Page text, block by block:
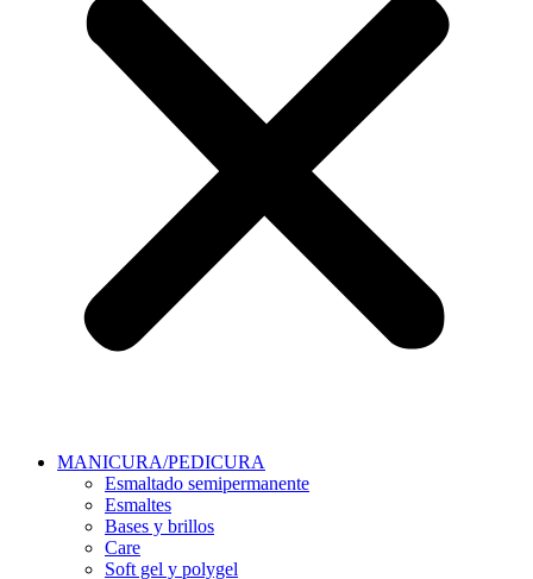
MANICURA/PEDICURA
Esmaltado semipermanente
Esmaltes
Bases y brillos
Care
Soft gel y polygel